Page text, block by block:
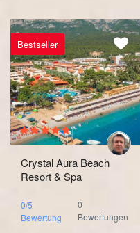
Bestseller
Crystal Aura Beach
Resort & Spa
0/5
Bewertung
0
Bewertungen